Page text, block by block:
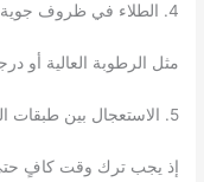
4. الطلاء في ظروف جوية غير مناسبة
مثل الرطوبة العالية أو
5. الاستعجال بين طبقات الدهان
إذ يجب ترك وقت كافٍ